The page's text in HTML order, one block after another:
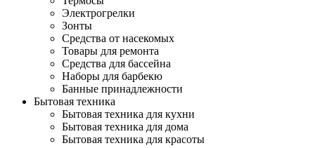
Электрогрелки
Зонты
Средства от насекомых
Товары для ремонта
Средства для бассейна
Наборы для барбекю
Банные принадлежности
Бытовая техника
Бытовая техника для кухни
Бытовая техника для дома
Бытовая техника для красоты